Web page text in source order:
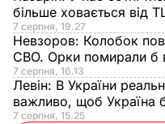
більше ховається від
7 серпня, 19.27
Невзоров: Колобок
СВО. Орки помирали б
7 серпня, 16.13
Левін: В України
важливо, щоб Україна
7 серпня, 15.25